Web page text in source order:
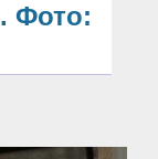
Фото: